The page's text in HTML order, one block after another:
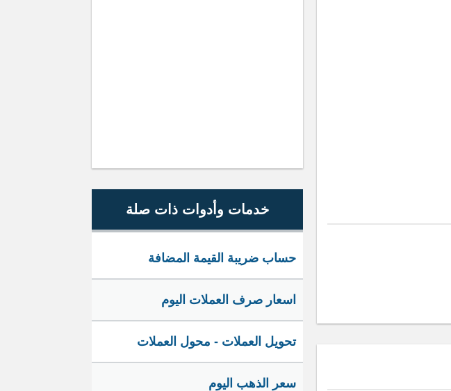
خدمات وأدوات ذات صلة
حساب ضريبة القيمة المضافة
اسعار صرف العملات اليوم
تحويل العملات - محول العملات
سعر الذهب اليوم